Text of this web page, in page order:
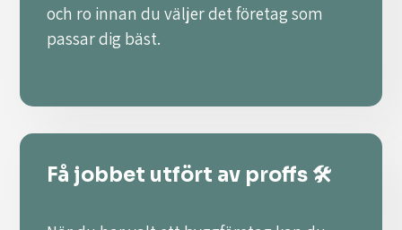
och ro innan du väljer det företag som
passar dig bäst.
Få jobbet utfört av proffs 🛠️